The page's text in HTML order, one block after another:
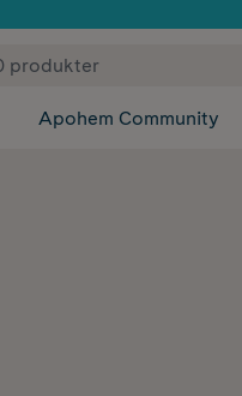
✓ Fri frakt
Apohem Community